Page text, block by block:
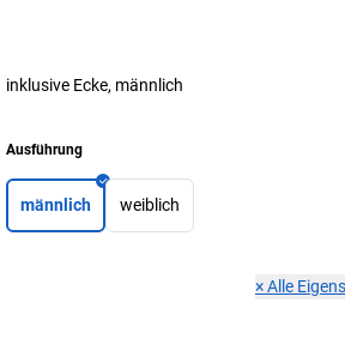
inklusive Ecke, männlich
Ausführung
männlich weiblich
×Alle